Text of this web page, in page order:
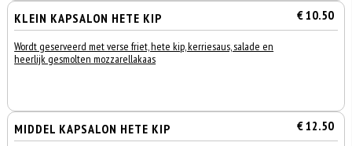
KLEIN KAPSALON HETE KIP € 10.50
Wordt geserveerd met verse friet, hete kip, kerriesaus, salade en
heerlijk gesmolten mozzarellakaas
MIDDEL KAPSALON HETE KIP € 12.50